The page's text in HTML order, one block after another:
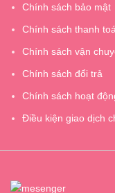
Chính sách bảo mật
Chính sách thanh
Chính sách vận
Chính sách đổi trả
Chính sách hoạt
Điều kiện giao dịch